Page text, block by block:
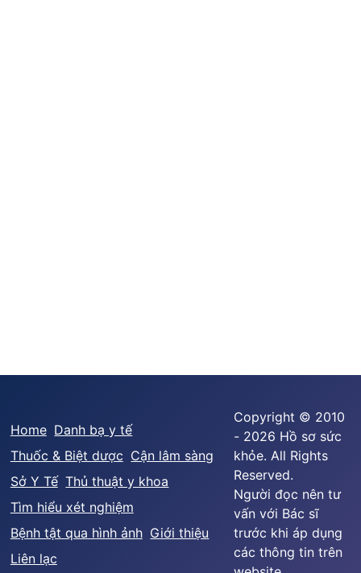
Home Danh bạ y tế
Thuốc & Biệt dược Cận lâm sàng
Sở Y Tế Thủ thuật y khoa
Tìm hiểu xét nghiệm
Bệnh tật qua hình ảnh Giới thiệu
Liên lạc
Copyright © 2010
- 2026 Hồ sơ sức
khỏe. All Rights
Reserved.
Người đọc nên tư
vấn với Bác sĩ
trước khi áp dụng
các thông tin trên